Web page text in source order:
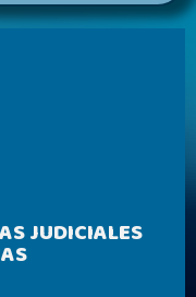
JUDICIALES